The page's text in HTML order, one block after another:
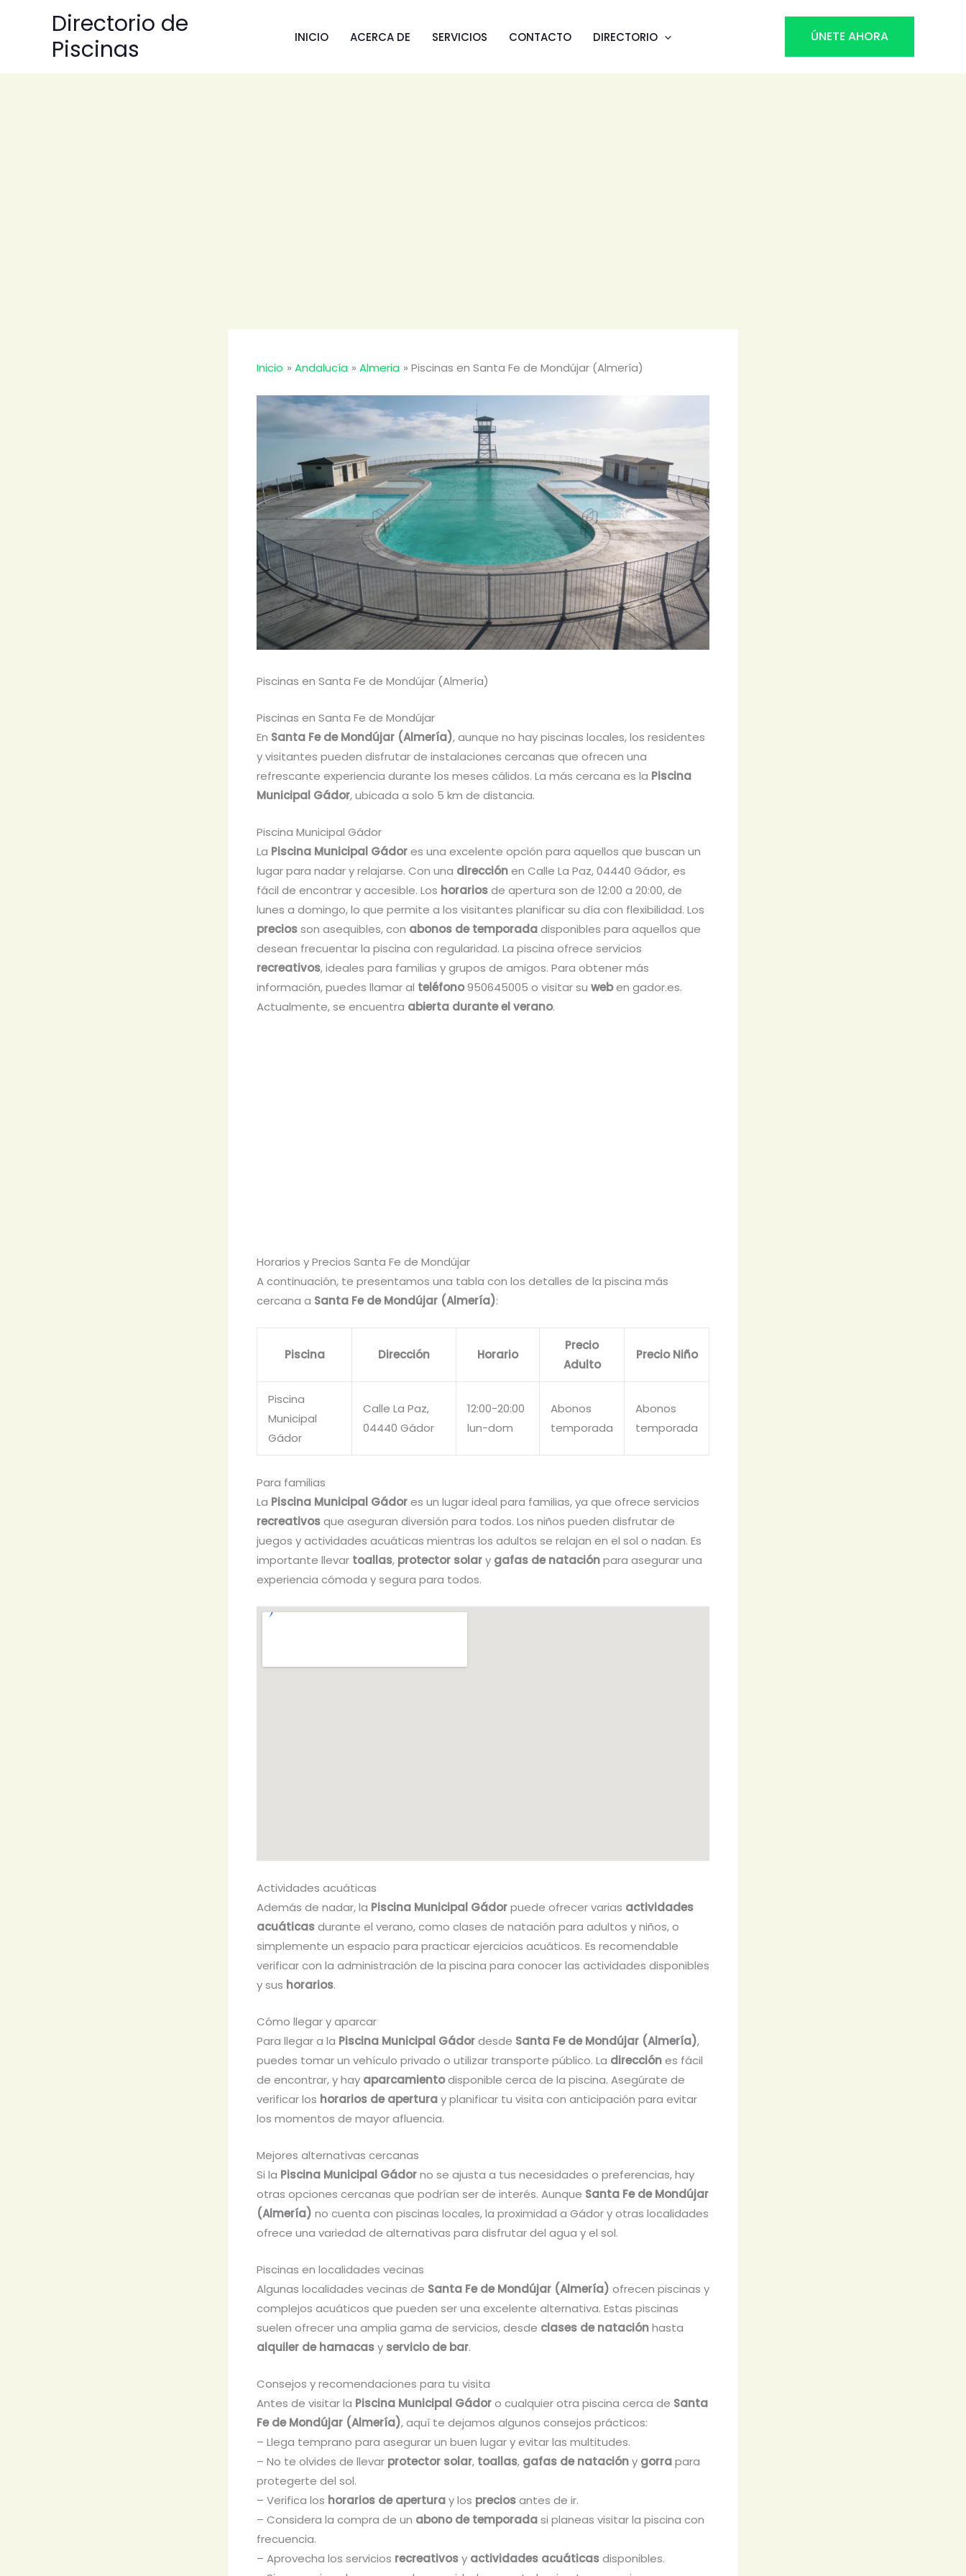
Directorio de
Piscinas
INICIO ACERCA DE SERVICIOS CONTACTO DIRECTORIO ÚNETE AHORA
Inicio Andalucía Almeria Piscinas en Santa Fe de Mondújar (Almería)
Piscinas en Santa Fe de Mondújar (Almería)
Piscinas en Santa Fe de Mondújar
En Santa Fe de Mondújar (Almería), aunque no hay piscinas locales, los residentes
y visitantes pueden disfrutar de instalaciones cercanas que ofrecen una
refrescante experiencia durante los meses cálidos. La más cercana es la Piscina
Municipal Gádor, ubicada a solo 5 km de distancia.
Piscina Municipal Gádor
La Piscina Municipal Gádores una excelente opción para aquellos que buscan un
lugar para nadar y relajarse. Con una direcciónen Calle La Paz, 04440 Gádor, es
fácil de encontrar y accesible. Los horariosde apertura son de 12:00 a 20:00, de
lunes a domingo, lo que permite a los visitantes planificar su día con flexibilidad. Los
preciosson asequibles, con abonos de temporadadisponibles para aquellos que
desean frecuentar la piscina con regularidad. La piscina ofrece servicios
recreativos, ideales para familias y grupos de amigos. Para obtener más
información, puedes llamar al teléfono950645005 o visitar su weben gador.es.
Actualmente, se encuentra abierta durante el verano.
Horarios y Precios Santa Fe de Mondújar
A continuación, te presentamos una tabla con los detalles de la piscina más
cercana a Santa Fe de Mondújar (Almería):
Piscina Dirección Horario
Precio
Adulto
Precio Niño
Piscina
Municipal
Gádor
Calle La Paz,
04440 Gádor
12:00-20:00
lun-dom
Abonos
temporada
Abonos
temporada
Para familias
La Piscina Municipal Gádores un lugar ideal para familias, ya que ofrece servicios
recreativosque aseguran diversión para todos. Los niños pueden disfrutar de
juegos y actividades acuáticas mientras los adultos se relajan en el sol o nadan. Es
importante llevar toallas, protector solary gafas de nataciónpara asegurar una
experiencia cómoda y segura para todos.
Actividades acuáticas
Además de nadar, la Piscina Municipal Gádorpuede ofrecer varias actividades
acuáticasdurante el verano, como clases de natación para adultos y niños, o
simplemente un espacio para practicar ejercicios acuáticos. Es recomendable
verificar con la administración de la piscina para conocer las actividades disponibles
y sus horarios.
Cómo llegar y aparcar
Para llegar a la Piscina Municipal Gádordesde Santa Fe de Mondújar (Almería),
puedes tomar un vehículo privado o utilizar transporte público. La direcciónes fácil
de encontrar, y hay aparcamientodisponible cerca de la piscina. Asegúrate de
verificar los horarios de aperturay planificar tu visita con anticipación para evitar
los momentos de mayor afluencia.
Mejores alternativas cercanas
Si la Piscina Municipal Gádorno se ajusta a tus necesidades o preferencias, hay
otras opciones cercanas que podrían ser de interés. Aunque Santa Fe de Mondújar
(Almería) no cuenta con piscinas locales, la proximidad a Gádor y otras localidades
ofrece una variedad de alternativas para disfrutar del agua y el sol.
Piscinas en localidades vecinas
Algunas localidades vecinas de Santa Fe de Mondújar (Almería) ofrecen piscinas y
complejos acuáticos que pueden ser una excelente alternativa. Estas piscinas
suelen ofrecer una amplia gama de servicios, desde clases de nataciónhasta
alquiler de hamacasy servicio de bar.
Consejos y recomendaciones para tu visita
Antes de visitar la Piscina Municipal Gádoro cualquier otra piscina cerca de Santa
Fe de Mondújar (Almería), aquí te dejamos algunos consejos prácticos:
– Llega temprano para asegurar un buen lugar y evitar las multitudes.
– No te olvides de llevar protector solar, toallas, gafas de natacióny gorrapara
protegerte del sol.
– Verifica los horarios de aperturay los preciosantes de ir.
– Considera la compra de un abono de temporadasi planeas visitar la piscina con
frecuencia.
– Aprovecha los servicios recreativosy actividades acuáticasdisponibles.